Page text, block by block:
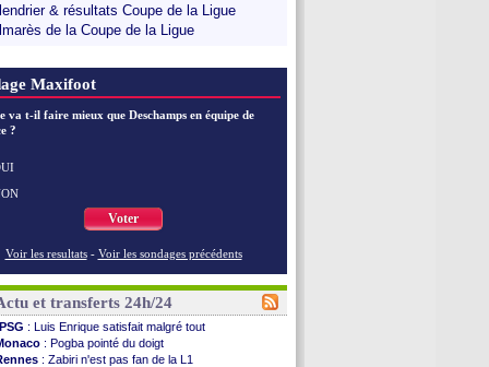
& résultats Coupe de la Ligue
de la Coupe de la Ligue
Maxifoot
va t-il faire mieux que Deschamps en équipe de
?
Voter
Voir les resultats - Voir les sondages précédents
et transferts 24h/24
PSG : Luis Enrique satisfait malgré tout
: Pogba pointé du doigt
: Zabiri n'est pas fan de la L1